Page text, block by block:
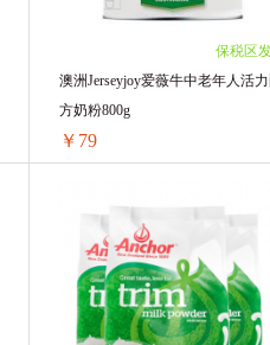
保税区
澳洲Jerseyjoy爱薇牛中老年人活
方奶粉800g
￥79
1罐装 ￥84(￥84/单罐)
2罐装 ￥160(￥80/单罐)
5罐装 ￥400(￥80/单罐)